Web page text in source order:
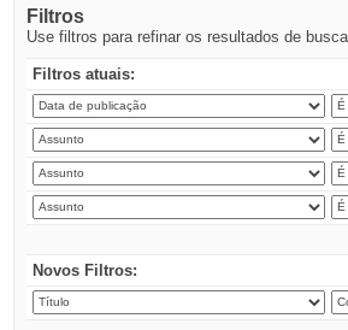
Filtros
Use filtros para refinar os resultados de busca.
Filtros atuais:
Novos Filtros: